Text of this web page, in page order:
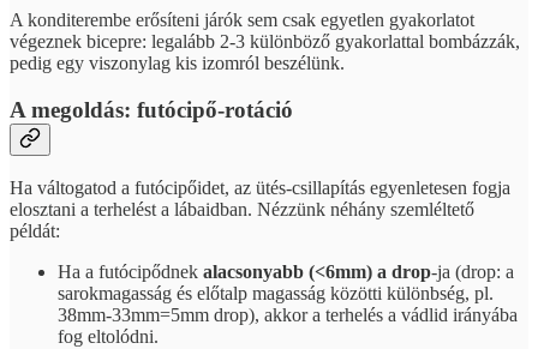
A konditerembe erősíteni járók sem csak egyetlen gyakorlatot
végeznek bicepre: legalább 2-3 különböző gyakorlattal bombázzák,
pedig egy viszonylag kis izomról beszélünk.
A megoldás: futócipő-rotáció
Ha váltogatod a futócipőidet, az ütés-csillapítás egyenletesen fogja
elosztani a terhelést a lábaidban. Nézzünk néhány szemléltető
példát:
Ha a futócipődnek alacsonyabb (<6mm) a drop-ja (drop: a
sarokmagasság és előtalp magasság közötti különbség, pl.
38mm-33mm=5mm drop), akkor a terhelés a vádlid irányába
fog eltolódni.